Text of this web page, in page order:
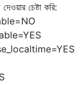
চেষ্টা করি: